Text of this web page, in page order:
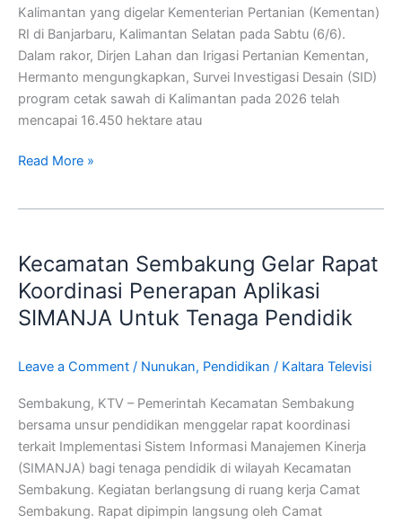
Kalimantan yang digelar Kementerian Pertanian (Kementan)
RI di Banjarbaru, Kalimantan Selatan pada Sabtu (6/6).
Dalam rakor, Dirjen Lahan dan Irigasi Pertanian Kementan,
Hermanto mengungkapkan, Survei Investigasi Desain (SID)
program cetak sawah di Kalimantan pada 2026 telah
mencapai 16.450 hektare atau
Read More »
Kecamatan Sembakung Gelar Rapat
Koordinasi Penerapan Aplikasi
SIMANJA Untuk Tenaga Pendidik
Leave a Comment / Nunukan, Pendidikan / Kaltara Televisi
Sembakung, KTV – Pemerintah Kecamatan Sembakung
bersama unsur pendidikan menggelar rapat koordinasi
terkait Implementasi Sistem Informasi Manajemen Kinerja
(SIMANJA) bagi tenaga pendidik di wilayah Kecamatan
Sembakung. Kegiatan berlangsung di ruang kerja Camat
Sembakung. Rapat dipimpin langsung oleh Camat
Gelar
Rapat
Koordinasi
Penerapan
SIMANJA
Tenaga
Pendidik